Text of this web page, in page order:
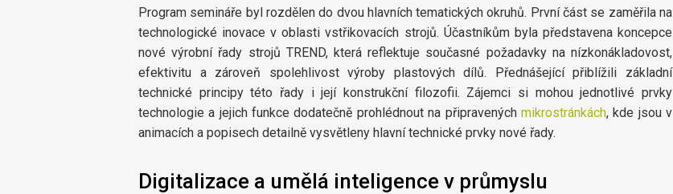
Program semináře byl rozdělen do dvou hlavních tematických okruhů. První část se zaměřila na
technologické inovace v oblasti vstřikovacích strojů. Účastníkům byla představena koncepce
nové výrobní řady strojů TREND, která reflektuje současné požadavky na nízkonákladovost,
efektivitu a zároveň spolehlivost výroby plastových dílů. Přednášející přiblížili základní
technické principy této řady i její konstrukční filozofii. Zájemci si mohou jednotlivé prvky
technologie a jejich funkce dodatečně prohlédnout na připravených mikrostránkách, kde jsou v
animacích a popisech detailně vysvětleny hlavní technické prvky nové řady.
Digitalizace a umělá inteligence v průmyslu